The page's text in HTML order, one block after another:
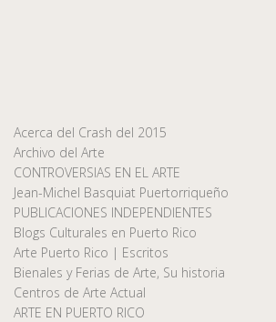
Acerca del Crash del 2015
Archivo del Arte
CONTROVERSIAS EN EL ARTE
Jean-Michel Basquiat Puertorriqueño
PUBLICACIONES INDEPENDIENTES
Blogs Culturales en Puerto Rico
Arte Puerto Rico | Escritos
Bienales y Ferias de Arte, Su historia
Centros de Arte Actual
ARTE EN PUERTO RICO